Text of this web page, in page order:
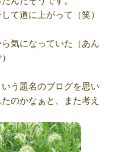
て道に上がって（笑）
気になっていた（あん
う題名のブログを思い
のかなぁと、また考え